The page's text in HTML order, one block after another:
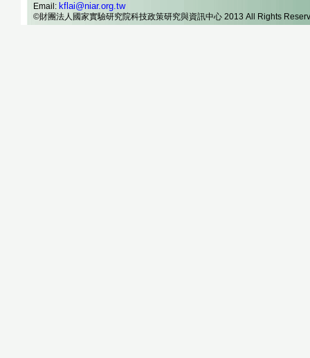
Email: kflai@niar.org.tw
©財團法人國家實驗研究院科技政策研究與資訊中心 2013 All Rights